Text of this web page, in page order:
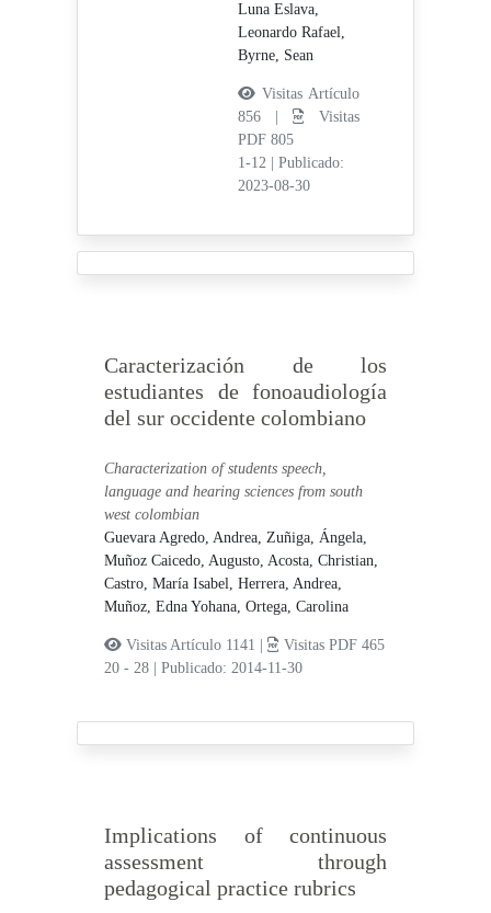
Luna Eslava,
Leonardo Rafael,
Byrne, Sean
Visitas Artículo
856 |
Visitas
PDF 805
1-12
Publicado:
2023-08-30
Caracterización de los
estudiantes de fonoaudiología
del sur occidente colombiano
Characterization of students speech,
language and hearing sciences from south
west colombian
Guevara Agredo, Andrea,Zuñiga, Ángela,
Muñoz Caicedo, Augusto,Acosta, Christian,
Castro, María Isabel,Herrera, Andrea,
Muñoz, Edna Yohana,Ortega, Carolina
Visitas Artículo 1141 |
Visitas PDF 465
20 - 28
|Publicado: 2014-11-30
Implications of continuous
assessment through
pedagogical practice rubrics